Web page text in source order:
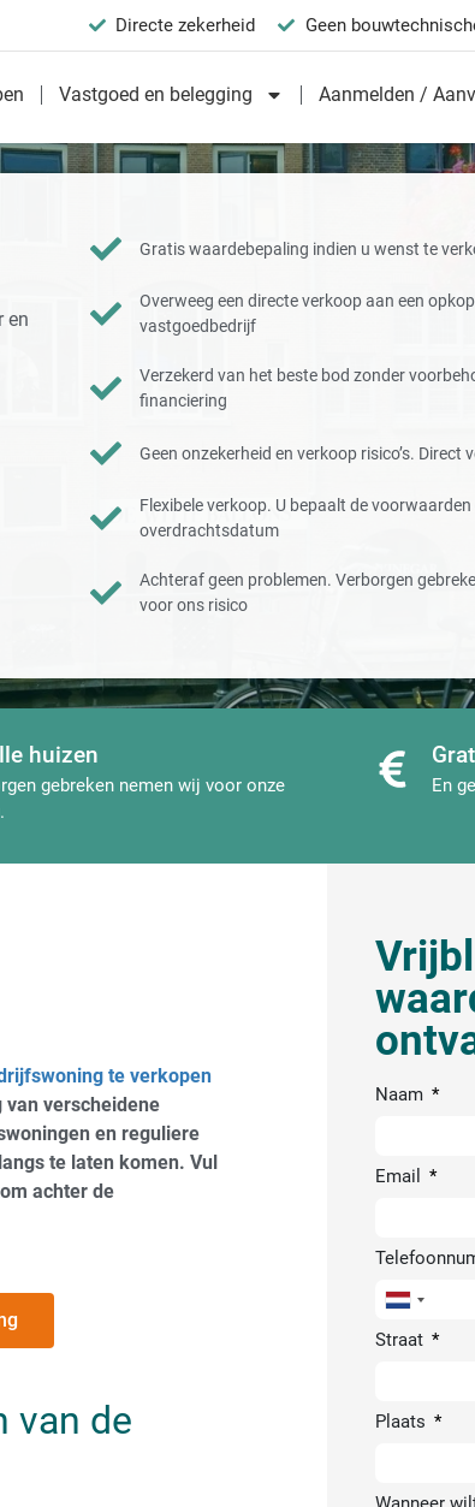
Directe zekerheid Geen
Vastgoed en belegging Aanmelden /
en
Gratis waardebepaling indien u wenst te
Overweeg een directe verkoop aan een
vastgoedbedrijf
Verzekerd van het beste bod zonder
financiering
Geen onzekerheid en verkoop risico’s. Direct
Flexibele verkoop. U bepaalt de voorwaarden
overdrachtsdatum
Achteraf geen problemen. Verborgen
voor ons risico
huizen
gebreken nemen wij voor onze
En
te verkopen
van verscheidene
en reguliere
te laten komen. Vul
achter de
van de
Naam
Email
+31
Straat
Plaats